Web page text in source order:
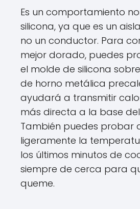
Es un comportamiento
silicona, ya que es un
no un conductor. Para
mejor dorado, puedes
el molde de silicona
de horno metálica
ayudará a transmitir
más directa a la base
También puedes probar
ligeramente la
los últimos minutos de
siempre de cerca para
queme.